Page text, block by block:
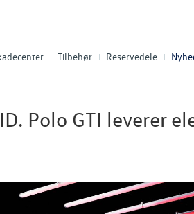
Tilbehør Reservedele
Polo GTI leverer